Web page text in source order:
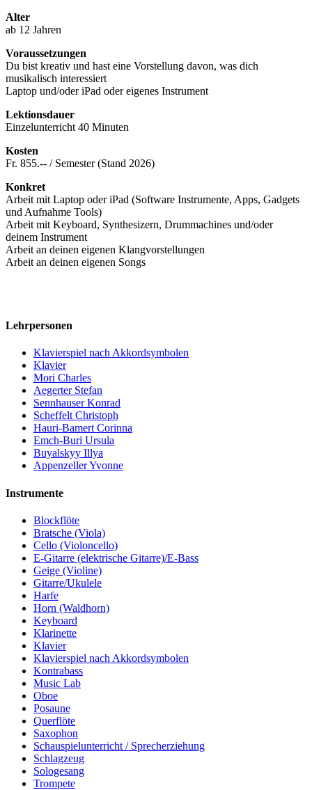
Alter
ab 12 Jahren
Voraussetzungen
Du bist kreativ und hast eine Vorstellung davon, was dich
musikalisch interessiert
Laptop und/oder iPad oder eigenes Instrument
Lektionsdauer
Einzelunterricht 40 Minuten
Kosten
Fr. 855.-- / Semester (Stand 2026)
Konkret
Arbeit mit Laptop oder iPad (Software Instrumente, Apps, Gadgets
und Aufnahme Tools)
Arbeit mit Keyboard, Synthesizern, Drummachines und/oder
deinem Instrument
Arbeit an deinen eigenen Klangvorstellungen
Arbeit an deinen eigenen Songs
Lehrpersonen
Klavierspiel nach Akkordsymbolen
Klavier
Mori Charles
Aegerter Stefan
Sennhauser Konrad
Scheffelt Christoph
Hauri-Bamert Corinna
Emch-Buri Ursula
Buyalskyy Illya
Appenzeller Yvonne
Instrumente
Blockflöte
Bratsche (Viola)
Cello (Violoncello)
E-Gitarre (elektrische Gitarre)/E-Bass
Geige (Violine)
Gitarre/Ukulele
Harfe
Horn (Waldhorn)
Keyboard
Klarinette
Klavier
Klavierspiel nach Akkordsymbolen
Kontrabass
Music Lab
Oboe
Posaune
Querflöte
Saxophon
Schauspielunterricht / Sprecherziehung
Schlagzeug
Sologesang
Trompete